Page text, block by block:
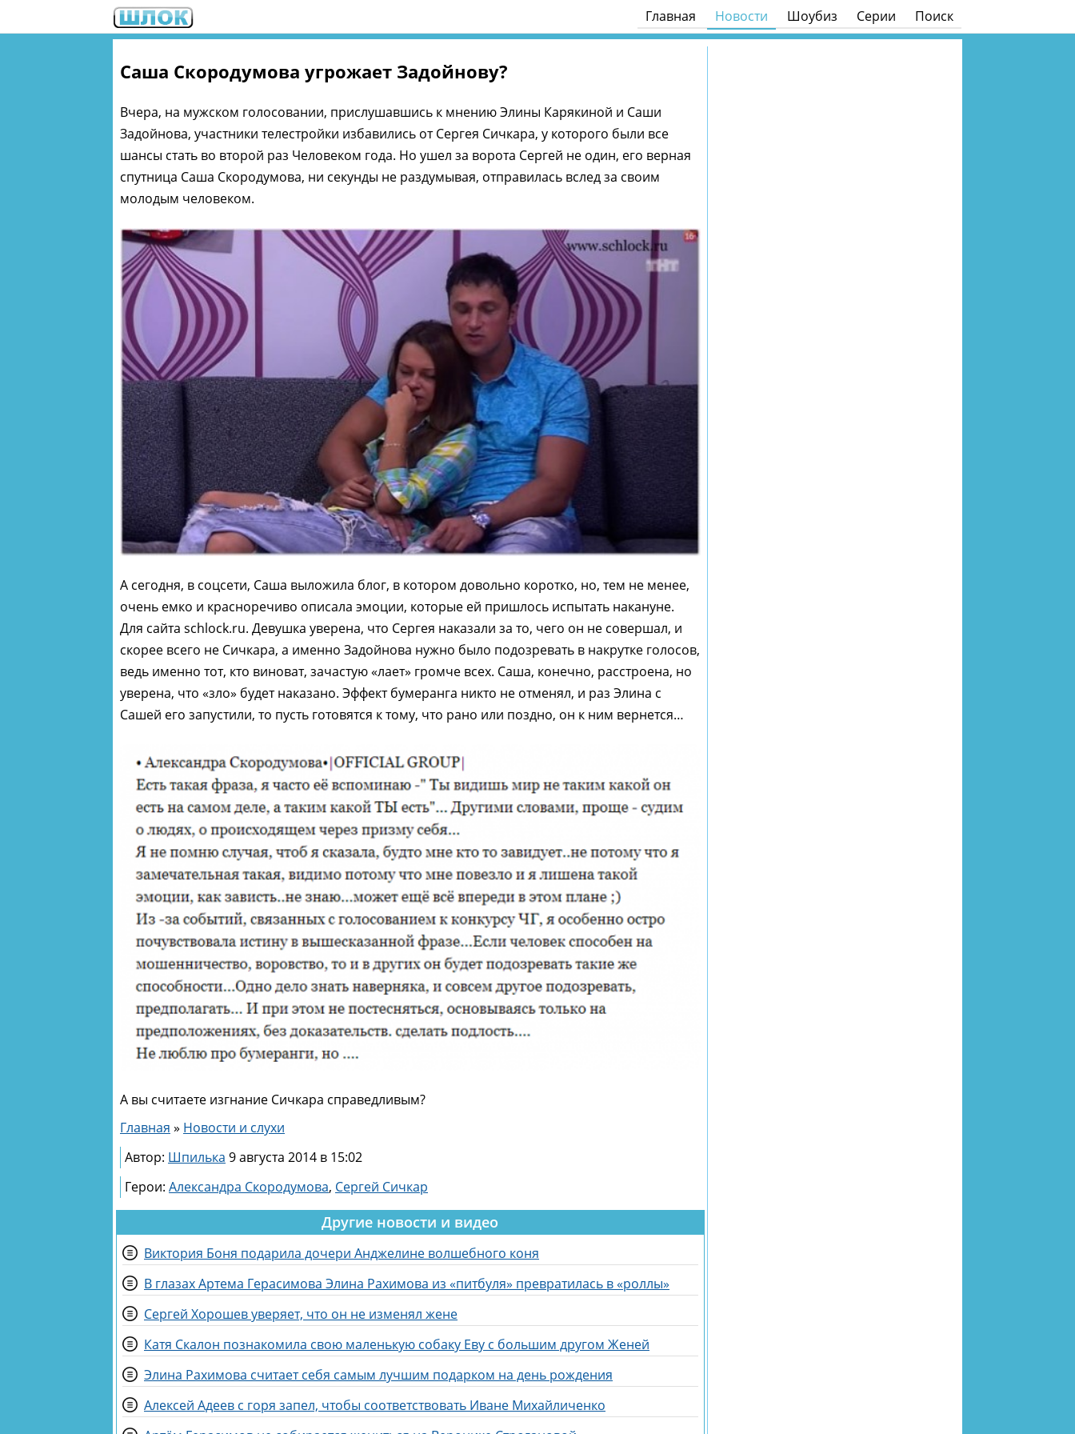
Главная Новости Шоубиз Серии Поиск
Саша Скородумова угрожает Задойнову?
Вчера, на мужском голосовании, прислушавшись к мнению Элины Карякиной и Саши
Задойнова, участники телестройки избавились от Сергея Сичкара, у которого были все
шансы стать во второй раз Человеком года. Но ушел за ворота Сергей не один, его верная
спутница Саша Скородумова, ни секунды не раздумывая, отправилась вслед за своим
молодым человеком.
А сегодня, в соцсети, Саша выложила блог, в котором довольно коротко, но, тем не менее,
очень емко и красноречиво описала эмоции, которые ей пришлось испытать накануне.
Для сайта schlock.ru. Девушка уверена, что Сергея наказали за то, чего он не совершал, и
скорее всего не Сичкара, а именно Задойнова нужно было подозревать в накрутке голосов,
ведь именно тот, кто виноват, зачастую «лает» громче всех. Саша, конечно, расстроена, но
уверена, что «зло» будет наказано. Эффект бумеранга никто не отменял, и раз Элина с
Сашей его запустили, то пусть готовятся к тому, что рано или поздно, он к ним вернется…
А вы считаете изгнание Сичкара справедливым?
Главная » Новости и слухи
Автор: Шпилька 9 августа 2014 в 15:02
Герои: Александра Скородумова, Сергей Сичкар
Другие новости и видео
Виктория Боня подарила дочери Анджелине волшебного коня
В глазах Артема Герасимова Элина Рахимова из «питбуля» превратилась в «роллы»
Сергей Хорошев уверяет, что он не изменял жене
Катя Скалон познакомила свою маленькую собаку Еву с большим другом Женей
Элина Рахимова считает себя самым лучшим подарком на день рождения
Алексей Адеев с горя запел, чтобы соответствовать Иване Михайличенко